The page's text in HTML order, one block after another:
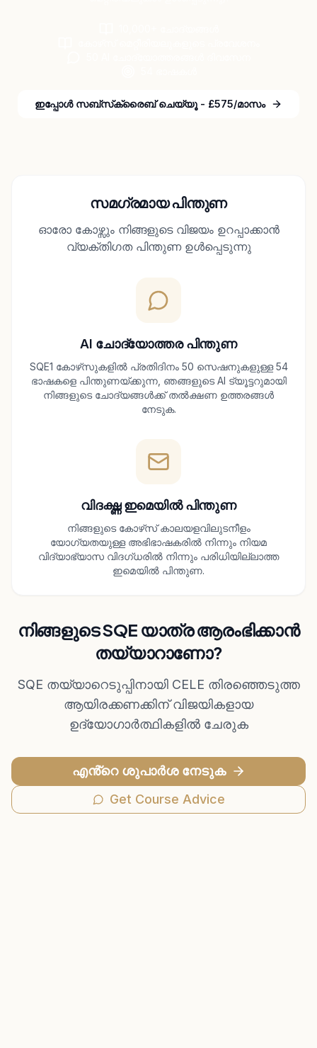
ഇപ്പോൾ സബ്‌സ്‌ക്രൈബ് ചെയ്യൂ - £575/മാസം
സമഗ്രമായ പിന്തുണ
ഓരോ കോഴ്സും നിങ്ങളുടെ വിജയം ഉറപ്പാക്കാൻ
വ്യക്തിഗത പിന്തുണ ഉൾപ്പെടുന്നു
AI ചോദ്യോത്തര പിന്തുണ
SQE1 കോഴ്‌സുകളിൽ പ്രതിദിനം 50 സെഷനുകളുള്ള 54
ഭാഷകളെ പിന്തുണയ്‌ക്കുന്ന, ഞങ്ങളുടെ AI ട്യൂട്ടറുമായി
നിങ്ങളുടെ ചോദ്യങ്ങൾക്ക് തൽക്ഷണ ഉത്തരങ്ങൾ
നേടുക.
വിദഗ്ദ്ധ ഇമെയിൽ പിന്തുണ
നിങ്ങളുടെ കോഴ്‌സ് കാലയളവിലുടനീളം
യോഗ്യതയുള്ള അഭിഭാഷകരിൽ നിന്നും നിയമ
വിദ്യാഭ്യാസ വിദഗ്ധരിൽ നിന്നും പരിധിയില്ലാത്ത
ഇമെയിൽ പിന്തുണ.
നിങ്ങളുടെ SQE യാത്ര ആരംഭിക്കാൻ
തയ്യാറാണോ?
SQE തയ്യാറെടുപ്പിനായി CELE തിരഞ്ഞെടുത്ത
ആയിരക്കണക്കിന് വിജയികളായ
ഉദ്യോഗാർത്ഥികളിൽ ചേരുക
എൻ്റെ ശുപാർശ നേടുക
Get Course Advice